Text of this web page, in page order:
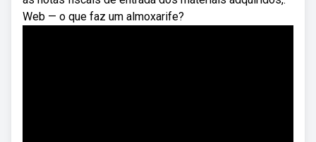
Web — o que faz um almoxarife?